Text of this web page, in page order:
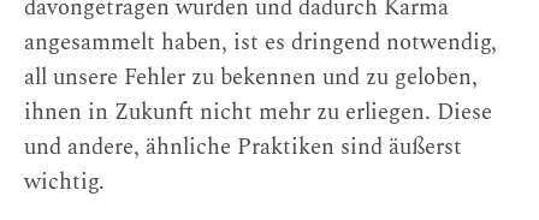
davongetragen wurden und dadurch Karma
angesammelt haben, ist es dringend notwendig,
all unsere Fehler zu bekennen und zu geloben,
ihnen in Zukunft nicht mehr zu erliegen. Diese
und andere, ähnliche Praktiken sind äußerst
wichtig.